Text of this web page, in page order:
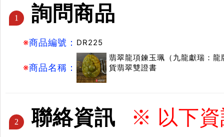
1 詢問商品
※商品編號： DR225
※商品名稱：
翡翠龍項鍊玉珮（九龍獻瑞：
貨翡翠雙證書
2 聯絡資訊 ※ 以下資